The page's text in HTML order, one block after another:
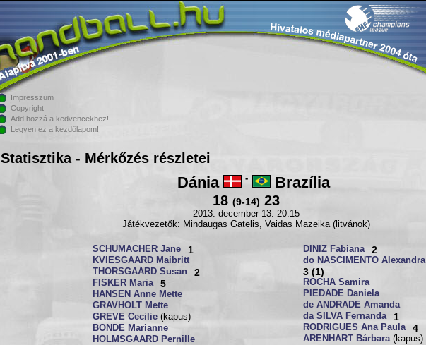
Impresszum
Copyright
Add hozzá a kedvencekhez!
Legyen ez a kezdőlapom!
Statisztika - Mérkőzés részletei
Dánia - Brazília
18 (9-14) 23
2013. december 13. 20:15
Játékvezetők: Mindaugas Gatelis, Vaidas Mazeika (litvánok)
SCHUMACHER Jane 1
KVIESGAARD Maibritt
THORSGAARD Susan
2
FISKER Maria 5
HANSEN Anne Mette
GRAVHOLT Mette
GREVE Cecilie (kapus)
BONDE Marianne
HOLMSGAARD Pernille
DINIZ Fabiana 2
do NASCIMENTO Alexandra
3 (1)
ROCHA Samira
PIEDADE Daniela
de ANDRADE Amanda
da SILVA Fernanda
1
RODRIGUES Ana Paula 4
ARENHART Bárbara(kapus)